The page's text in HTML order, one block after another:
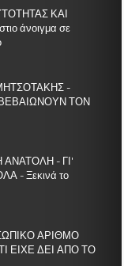
ΚΑΙ
άνοιγμα σε
-
ΤΟΝ
- ΓΙ'
- Ξεκινά το
ΑΡΙΘΜΟ
ΕΙΧΕ ΔΕΙ ΑΠΟ ΤΟ